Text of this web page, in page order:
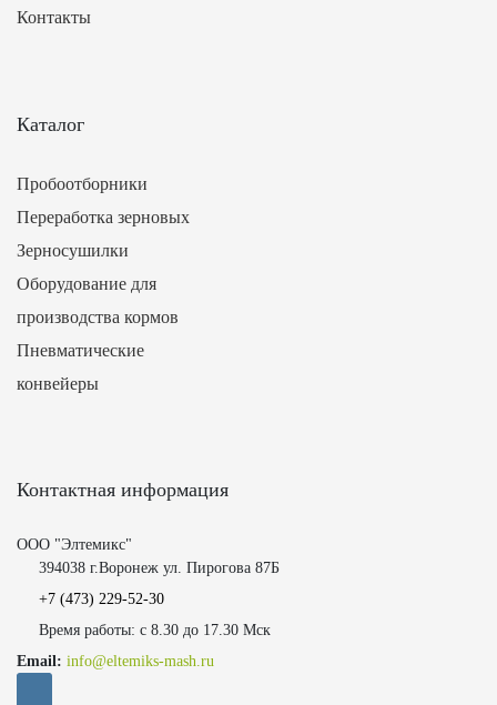
Контакты
Каталог
Пробоотборники
Переработка зерновых
Зерносушилки
Оборудование для
производства кормов
Пневматические
конвейеры
Контактная информация
ООО "Элтемикс"
394038 г.Воронеж ул. Пирогова 87Б
+7 (473) 229-52-30
Время работы: с 8.30 до 17.30 Мск
Email: info@eltemiks-mash.ru